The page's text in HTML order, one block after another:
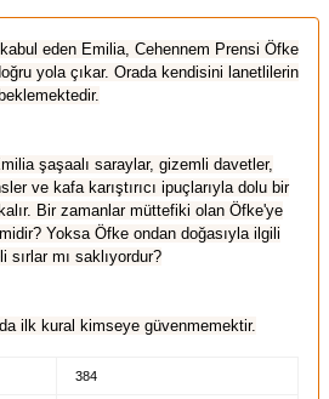
eden Emilia, Cehennem Prensi Öfke
yola çıkar. Orada kendisini lanetlilerin
şaşaalı saraylar, gizemli davetler,
ve kafa karıştırıcı ipuçlarıyla dolu bir
Bir zamanlar müttefiki olan Öfke'ye
Yoksa Öfke ondan doğasıyla ilgili
sırlar mı saklıyordur?
ilk kural kimseye güvenmemektir.
384